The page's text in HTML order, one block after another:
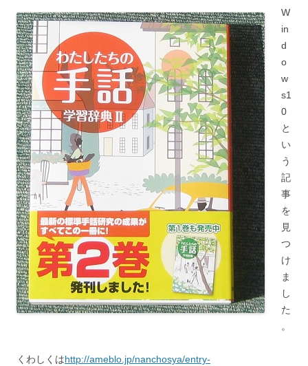
W
in
d
o
w
s1
0
と
い
う
記
事
を
見
つ
け
ま
し
た
。
くわしくはhttp://ameblo.jp/nanchosya/entry-